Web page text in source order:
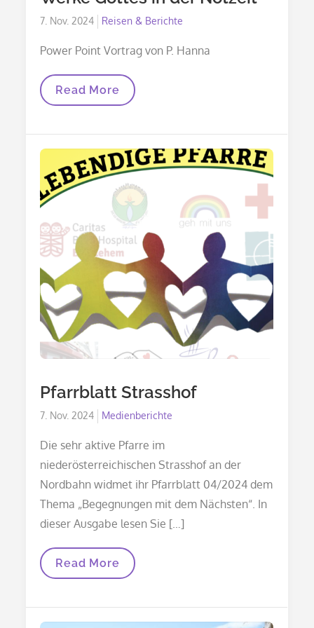
Posted
7. Nov. 2024 Reisen & Berichte
Power Point Vortrag von P. Hanna
Werke
Gottes
Notzeit
Read More
Pfarrblatt Strasshof
Posted
7. Nov. 2024 Medienberichte
Die sehr aktive Pfarre im
niederösterreichischen Strasshof an der
Nordbahn widmet ihr Pfarrblatt 04/2024 dem
Thema „Begegnungen mit dem Nächsten“. In
dieser Ausgabe lesen Sie […]
Pfarrblatt
Strasshof
Read More